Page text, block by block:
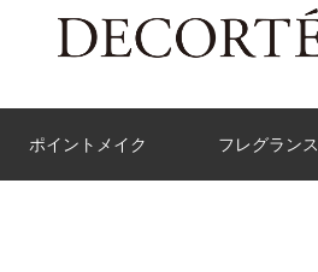
ポイントメイク フレグランス